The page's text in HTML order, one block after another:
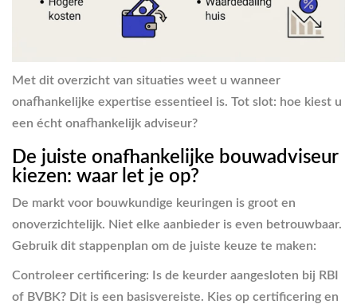
Met dit overzicht van situaties weet u wanneer
onafhankelijke expertise essentieel is. Tot slot: hoe kiest u
een écht onafhankelijk adviseur?
De juiste onafhankelijke bouwadviseur
kiezen: waar let je op?
De markt voor bouwkundige keuringen is groot en
onoverzichtelijk. Niet elke aanbieder is even betrouwbaar.
Gebruik dit stappenplan om de juiste keuze te maken:
Controleer certificering: Is de keurder aangesloten bij RBI
of BVBK? Dit is een basisvereiste. Kies op certificering en